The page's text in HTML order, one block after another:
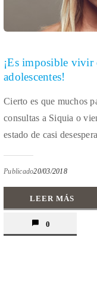
¡Es imposible
adolescentes!
Cierto es que muchos
consultas a Siquia o
estado de casi
Publicado20/03/2018
LEER MÁS
0